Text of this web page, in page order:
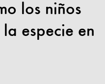
los niños
especie en